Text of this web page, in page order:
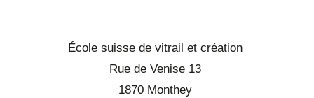
École suisse de vitrail et création
Rue de Venise 13
1870 Monthey